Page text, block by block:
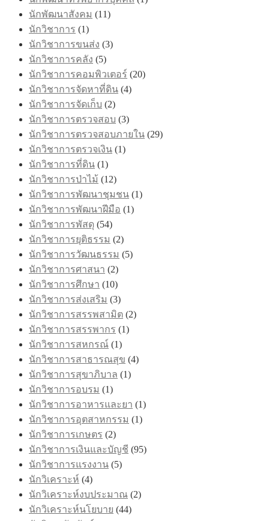
นักพัฒนาสังคม (11)
นักวิชาการ (1)
นักวิชาการขนส่ง (3)
นักวิชาการคลัง (5)
นักวิชาการคอมพิวเตอร์ (20)
นักวิชาการจัดหาที่ดิน (4)
นักวิชาการจัดเก็บ (2)
นักวิชาการตรวจสอบ (3)
นักวิชาการตรวจสอบภายใน (29)
นักวิชาการตรวจเงิน (1)
นักวิชาการที่ดิน (1)
นักวิชาการป่าไม้ (12)
นักวิชาการพัฒนาชุมชน (1)
นักวิชาการพัฒนาฝีมือ (1)
นักวิชาการพัสดุ (54)
นักวิชาการยุติธรรม (2)
นักวิชาการวัฒนธรรม (5)
นักวิชาการศาสนา (2)
นักวิชาการศึกษา (10)
นักวิชาการส่งเสริม (3)
นักวิชาการสรรพสามิต (2)
นักวิชาการสรรพากร (1)
นักวิชาการสหกรณ์ (1)
นักวิชาการสาธารณสุข (4)
นักวิชาการสุขาภิบาล (1)
นักวิชาการอบรม (1)
นักวิชาการอาหารและยา (1)
นักวิชาการอุตสาหกรรม (1)
นักวิชาการเกษตร (2)
นักวิชาการเงินและบัญชี (95)
นักวิชาการแรงงาน (5)
นักวิเคราะห์ (4)
นักวิเคราะห์งบประมาณ (2)
นักวิเคราะห์นโยบาย (44)